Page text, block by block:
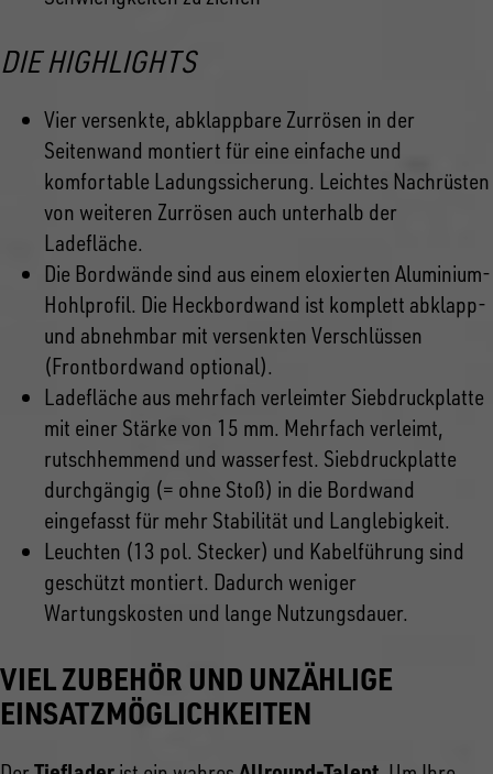
DIE HIGHLIGHTS
Vier versenkte, abklappbare Zurrösen in der
Seitenwand montiert für eine einfache und
komfortable Ladungssicherung. Leichtes Nachrüsten
von weiteren Zurrösen auch unterhalb der
Ladefläche.
Die Bordwände sind aus einem eloxierten Aluminium-
Hohlprofil. Die Heckbordwand ist komplett abklapp-
und abnehmbar mit versenkten Verschlüssen
(Frontbordwand optional).
Ladefläche aus mehrfach verleimter Siebdruckplatte
mit einer Stärke von 15 mm. Mehrfach verleimt,
rutschhemmend und wasserfest. Siebdruckplatte
durchgängig (= ohne Stoß) in die Bordwand
eingefasst für mehr Stabilität und Langlebigkeit.
Leuchten (13 pol. Stecker) und Kabelführung sind
geschützt montiert. Dadurch weniger
Wartungskosten und lange Nutzungsdauer.
VIEL ZUBEHÖR UND UNZÄHLIGE
EINSATZMÖGLICHKEITEN